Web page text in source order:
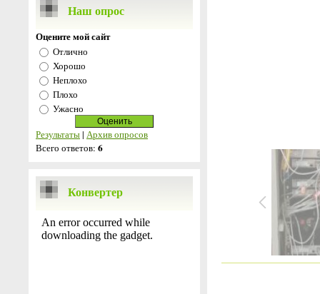
Наш опрос
Оцените мой сайт
Отлично
Хорошо
Неплохо
Плохо
Ужасно
Результаты| Архив опросов
Всего ответов: 6
Конвертер